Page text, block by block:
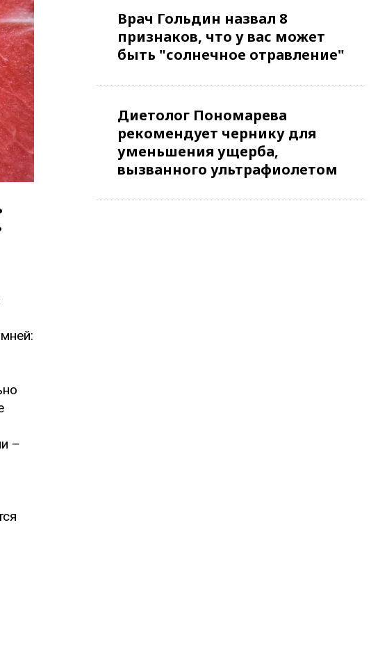
–
Врач Гольдин назвал 8
признаков, что у вас может
быть "солнечное отравление"
Диетолог Пономарева
рекомендует чернику для
уменьшения ущерба,
вызванного ультрафиолетом